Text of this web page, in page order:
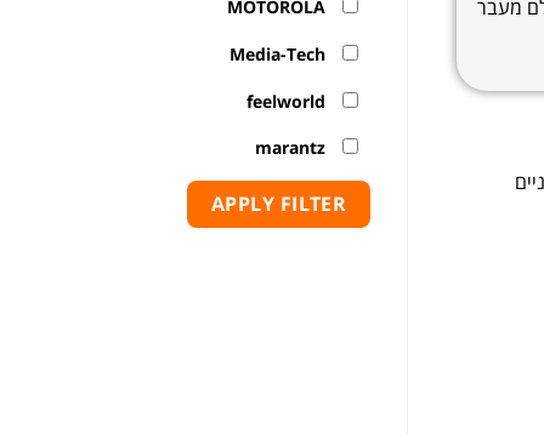
מעבר
MOTOROLA
Media-Tech
feelworld
marantz
APPLY FILTER